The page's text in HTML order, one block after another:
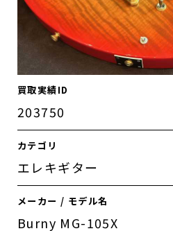
買取実績ID
203750
カテゴリ
エレキギター
メーカー / モデル名
Burny MG-105X